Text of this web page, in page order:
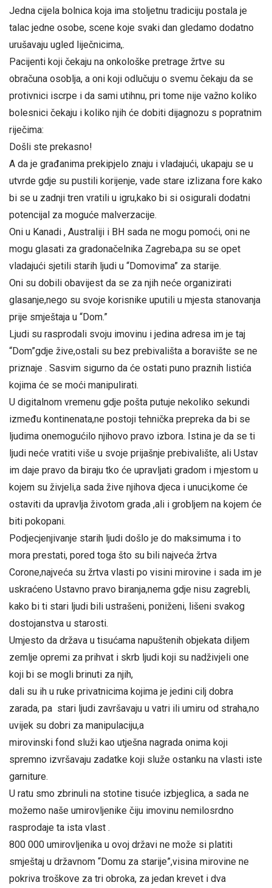
Jedna cijela bolnica koja ima stoljetnu tradiciju postala je
talac jedne osobe, scene koje svaki dan gledamo dodatno
urušavaju ugled liječnicima,.
Pacijenti koji čekaju na onkološke pretrage žrtve su
obračuna osoblja, a oni koji odlučuju o svemu čekaju da se
protivnici iscrpe i da sami utihnu, pri tome nije važno koliko
bolesnici čekaju i koliko njih će dobiti dijagnozu s popratnim
riječima:
Došli ste prekasno!
A da je građanima prekipjelo znaju i vladajući, ukapaju se u
utvrde gdje su pustili korijenje, vade stare izlizana fore kako
bi se u zadnji tren vratili u igru,kako bi si osigurali dodatni
potencijal za moguće malverzacije.
Oni u Kanadi , Australiji i BH sada ne mogu pomoći, oni ne
mogu glasati za gradonačelnika Zagreba,pa su se opet
vladajući sjetili starih ljudi u “Domovima” za starije.
Oni su dobili obavijest da se za njih neće organizirati
glasanje,nego su svoje korisnike uputili u mjesta stanovanja
prije smještaja u “Dom.”
Ljudi su rasprodali svoju imovinu i jedina adresa im je taj
“Dom”gdje žive,ostali su bez prebivališta a boravište se ne
priznaje . Sasvim sigurno da će ostati puno praznih listića
kojima će se moći manipulirati.
U digitalnom vremenu gdje pošta putuje nekoliko sekundi
između kontinenata,ne postoji tehnička prepreka da bi se
ljudima onemogućilo njihovo pravo izbora. Istina je da se ti
ljudi neće vratiti više u svoje prijašnje prebivalište, ali Ustav
im daje pravo da biraju tko će upravljati gradom i mjestom u
kojem su živjeli,a sada žive njihova djeca i unuci,kome će
ostaviti da upravlja životom grada ,ali i grobljem na kojem će
biti pokopani.
Podjecjenjivanje starih ljudi došlo je do maksimuma i to
mora prestati, pored toga što su bili najveća žrtva
Corone,najveća su žrtva vlasti po visini mirovine i sada im je
uskraćeno Ustavno pravo biranja,nema gdje nisu zagrebli,
kako bi ti stari ljudi bili ustrašeni, poniženi, lišeni svakog
dostojanstva u starosti.
Umjesto da država u tisućama napuštenih objekata diljem
zemlje opremi za prihvat i skrb ljudi koji su nadživjeli one
koji bi se mogli brinuti za njih,
dali su ih u ruke privatnicima kojima je jedini cilj dobra
zarada, pa stari ljudi završavaju u vatri ili umiru od straha,no
uvijek su dobri za manipulaciju,a
mirovinski fond služi kao utješna nagrada onima koji
spremno izvršavaju zadatke koji služe ostanku na vlasti iste
garniture.
U ratu smo zbrinuli na stotine tisuće izbjeglica, a sada ne
možemo naše umirovljenike čiju imovinu nemilosrdno
rasprodaje ta ista vlast .
800 000 umirovljenika u ovoj državi ne može si platiti
smještaj u državnom “Domu za starije”,visina mirovine ne
pokriva troškove za tri obroka, za jedan krevet i dva